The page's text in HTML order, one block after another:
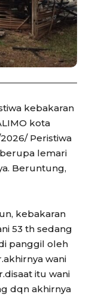
kebakaran
kota
Peristiwa
lemari
Beruntung,
kebakaran
53 th sedang
panggil oleh
wani
itu wani
dqn akhirnya